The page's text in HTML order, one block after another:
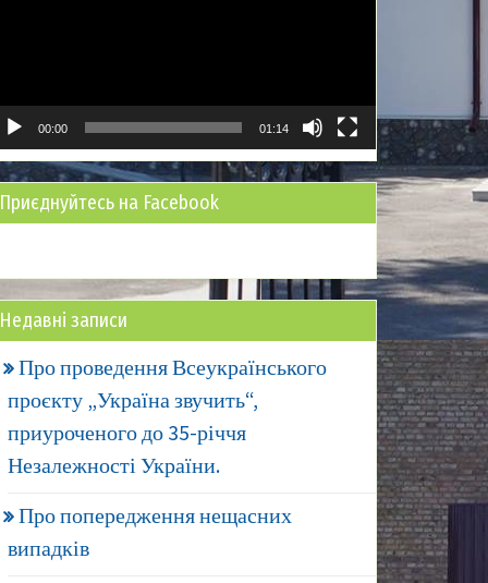
00:00 01:14
Приєднуйтесь на Facebook
Недавні записи
Про проведення Всеукраїнського
проєкту „Україна звучить“,
приуроченого до 35-річчя
Незалежності України.
Про попередження нещасних
випадків